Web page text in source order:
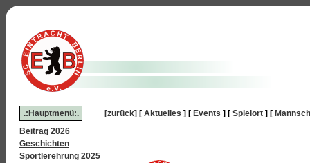
.:Hauptmenü:. [zurück] [ Aktuelles ] [ Events ] [ Spielort ] [
Beitrag 2026
Geschichten
Sportlerehrung 2025